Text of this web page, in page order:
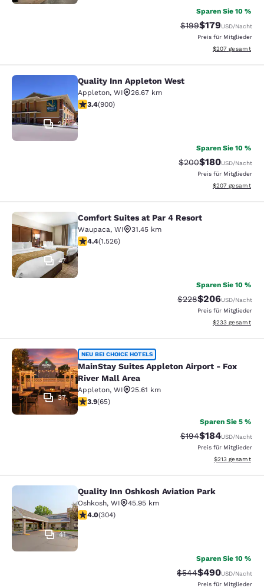
Sparen Sie 10 %
Durchgestrichener
$199Vergünstigter
$179USD/Nacht
Preis für Mitglieder
Geschätzte
$207 gesamt
Quality Inn Appleton West
29
Quality Inn Appleton West
Appleton, WI
26.67 km
3.41-Sterne-Bewertung. Gut. 900 Bewertungen
3.4(900)
Sparen Sie 10 %
Durchgestrichener
$200Vergünstigter
$180USD/Nacht
Preis für Mitglieder
Geschätzte
$207 gesamt
Comfort Suites at Par 4 Resort
47
Comfort Suites at Par 4 Resort
Waupaca, WI
31.45 km
4.39-Sterne-Bewertung. Hervorragend. 1526
4.4(1.526)
Sparen Sie 10 %
Durchgestrichener
$228Vergünstigter
$206USD/Nacht
Preis für Mitglieder
Geschätzte
$233 gesamt
MainStay Suites Appleton Airport -
37
NEU BEI CHOICE HOTELS
MainStay Suites Appleton Airport - Fox
River Mall Area
Appleton, WI
25.61 km
3.88-Sterne-Bewertung. Gut. 65 Bewertungen
3.9(65)
Sparen Sie 5 %
Durchgestrichener
$194Vergünstigter
$184USD/Nacht
Preis für Mitglieder
Geschätzte
$213 gesamt
Quality Inn Oshkosh Aviation Park
41
Quality Inn Oshkosh Aviation Park
Oshkosh, WI
45.95 km
4.01-Sterne-Bewertung. Sehr gut. 304 Bewertungen
4.0(304)
Sparen Sie 10 %
Durchgestrichener
$544Vergünstigter
$490USD/Nacht
Preis für Mitglieder